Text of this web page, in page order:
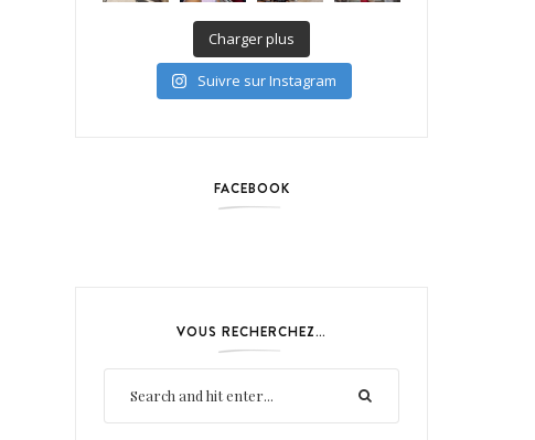
Charger plus
Suivre sur Instagram
FACEBOOK
VOUS RECHERCHEZ…